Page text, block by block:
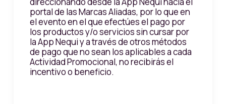
portal de las Marcas Aliadas, por lo que en
el evento en el que efectúes el pago por
los productos y/o servicios sin cursar por
la App Nequi y a través de otros métodos
de pago que no sean los aplicables a cada
Actividad Promocional, no recibirás el
incentivo o beneficio.